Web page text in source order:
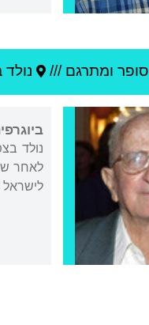
סופר ומתרגם /// נולד
לאחר
לישראל